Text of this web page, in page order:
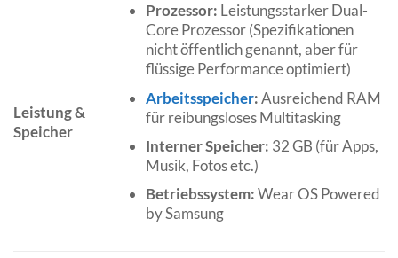
Leistung &
Speicher
Prozessor: Leistungsstarker Dual-
Core Prozessor (Spezifikationen
nicht öffentlich genannt, aber für
flüssige Performance optimiert)
Arbeitsspeicher:Ausreichend RAM
für reibungsloses Multitasking
Interner Speicher: 32 GB (für Apps,
Musik, Fotos etc.)
Betriebssystem:Wear OS Powered
by Samsung